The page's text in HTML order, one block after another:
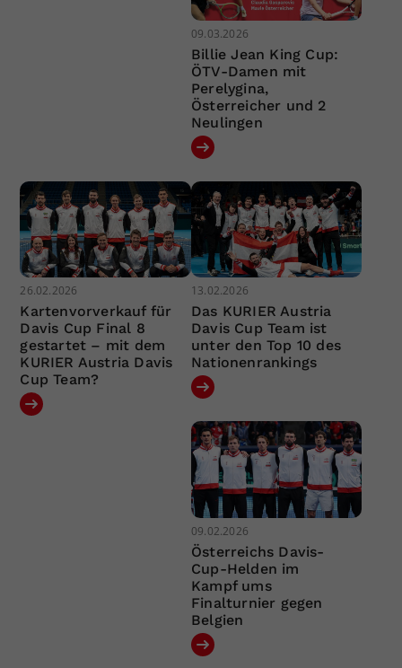
09.03.2026
Billie Jean King Cup:
ÖTV-Damen mit
Perelygina,
Österreicher und 2
Neulingen
26.02.2026
Kartenvorverkauf für
Davis Cup Final 8
gestartet – mit dem
KURIER Austria Davis
Cup Team?
13.02.2026
Das KURIER Austria
Davis Cup Team ist
unter den Top 10 des
Nationenrankings
09.02.2026
Österreichs Davis-
Cup-Helden im
Kampf ums
Finalturnier gegen
Belgien